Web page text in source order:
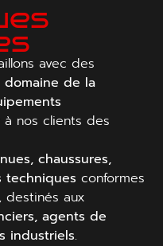
avec des
domaine de la
nos clients des
chaussures,
techniques conformes
destinés aux
agents de
industriels.